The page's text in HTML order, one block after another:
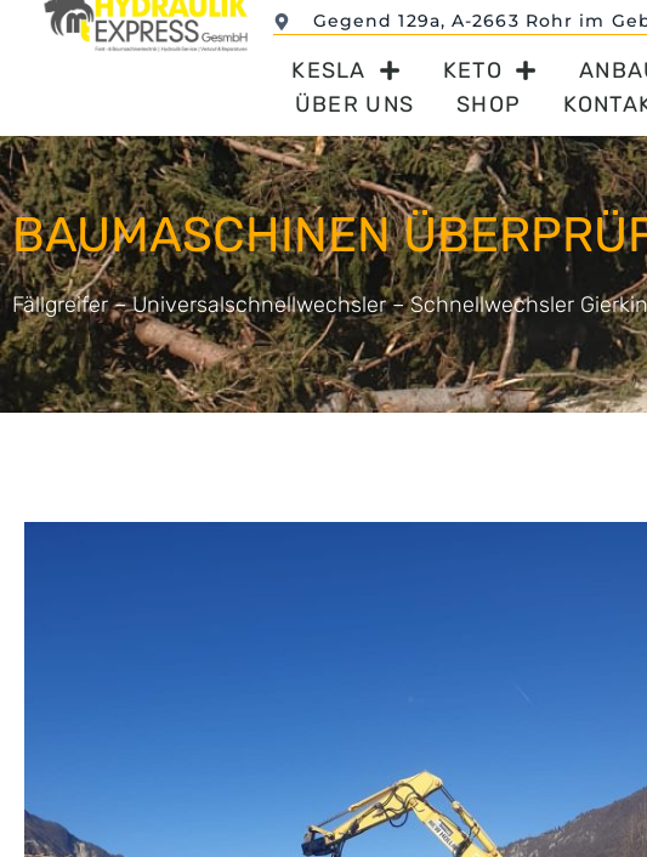
Gegend 129a, A-2663 Rohr im
KESLA KETO
ÜBER UNS
SHOP
BAUMASCHINEN
Fällgreifer – Universalschnellwechsler – Schnellwechsler